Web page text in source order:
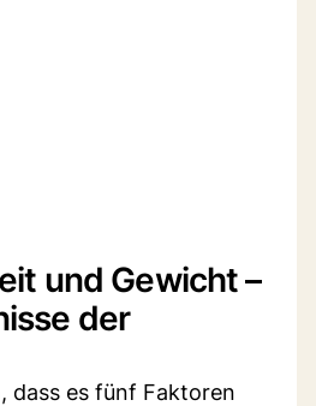
und Gewicht –
der
dass es fünf Faktoren